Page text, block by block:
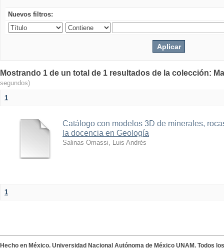
Nuevos filtros:
Mostrando 1 de un total de 1 resultados de la colección:
segundos)
1
Catálogo con modelos 3D de minerales,
la docencia en Geología
Salinas Omassi, Luis Andrés
1
Hecho en México. Universidad Nacional Autónoma de México UNAM. Todos